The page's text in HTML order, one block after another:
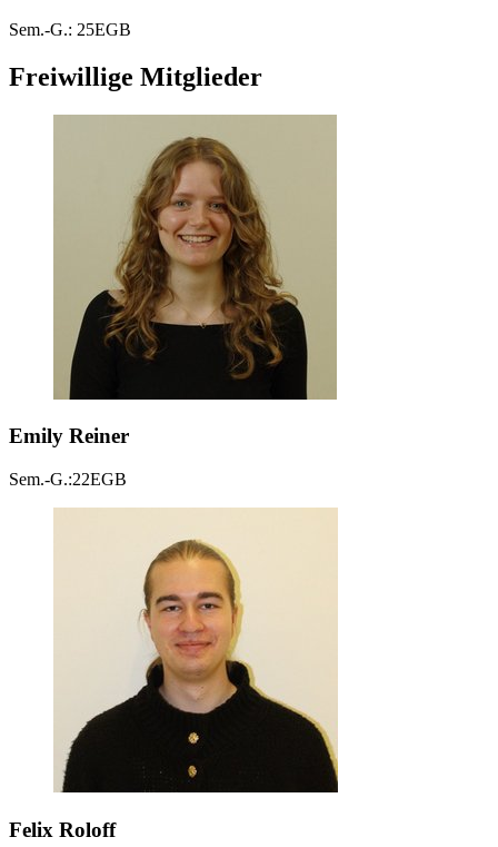
Sem.-G.: 25EGB
Freiwillige Mitglieder
Emily Reiner
Sem.-G.:22EGB
Felix Roloff